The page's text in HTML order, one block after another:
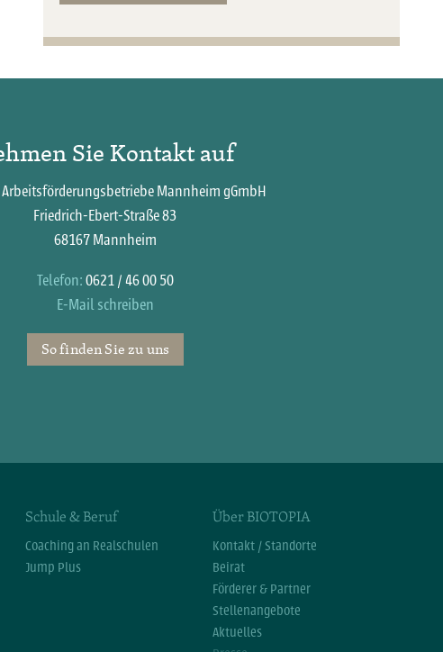
Sie Kontakt auf
Arbeitsförderungsbetriebe Mannheim gGmbH
Friedrich-Ebert-Straße 83
68167 Mannheim
Telefon:0621 / 46 00 50
E-Mail schreiben
So finden Sie zu uns
Schule & Beruf
Coaching an Realschulen
Jump Plus
Über BIOTOPIA
Kontakt / Standorte
Beirat
Förderer & Partner
Stellenangebote
Aktuelles